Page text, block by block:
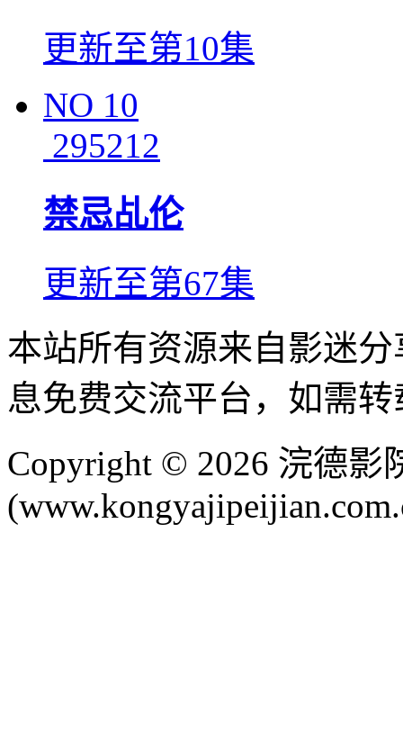
更新至第10集
NO 10
295212
禁忌乩伦
更新至第67集
本站所有资源来自影迷
息免费交流平台，如需
Copyright © 2026 浣德影